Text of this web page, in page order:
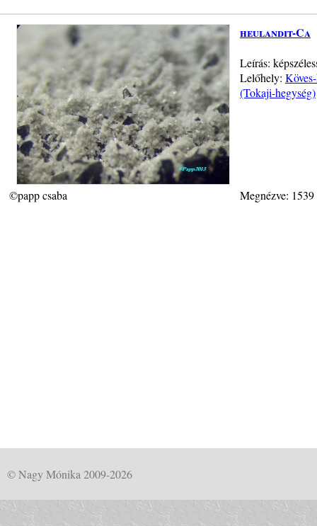
heulandit-Ca
Leírás:
Lelőhely:
(Tokaji-hegység)
©papp csaba Megnézve:
© Nagy Mónika 2009-2026